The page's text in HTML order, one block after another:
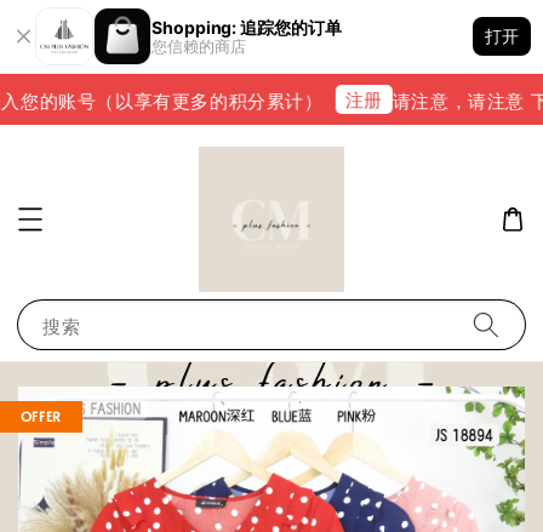
Shopping: 追踪您的订单
您信赖的商店
打开
的账号（以享有更多的积分累计） 注册 请注意，请注意
搜索
OFFER